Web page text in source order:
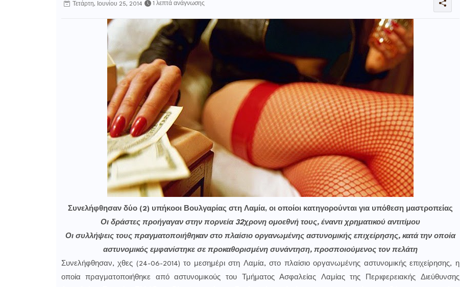
Τετάρτη, Ιουνίου 25, 2014 1 λεπτά ανάγνωσης
Συνελήφθησαν δύο (2) υπήκοοι Βουλγαρίας στη Λαμία, οι οποίοι κατηγορούνται για υπόθεση μαστροπείας
Οι δράστες προήγαγαν στην πορνεία 32χρονη ομοεθνή τους, έναντι χρηματικού αντιτίμου
Οι συλλήψεις τους πραγματοποιήθηκαν στο πλαίσιο οργανωμένης αστυνομικής επιχείρησης, κατά την οποία
αστυνομικός εμφανίστηκε σε προκαθορισμένη συνάντηση, προσποιούμενος τον πελάτη
Συνελήφθησαν, χθες (24-06-2014) το μεσημέρι στη Λαμία, στο πλαίσιο οργανωμένης αστυνομικής επιχείρησης, η
οποία πραγματοποιήθηκε από αστυνομικούς του Τμήματος Ασφαλείας Λαμίας της Περιφερειακής Διεύθυνσης